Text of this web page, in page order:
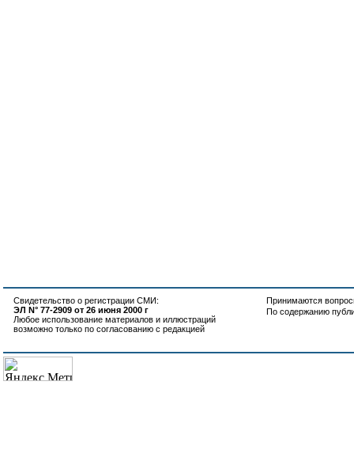
Свидетельство о регистрации СМИ:
ЭЛ N° 77-2909 от 26 июня 2000 г
Любое использование материалов и иллюстраций
возможно только по согласованию с редакцией
Принимаются
По содержанию